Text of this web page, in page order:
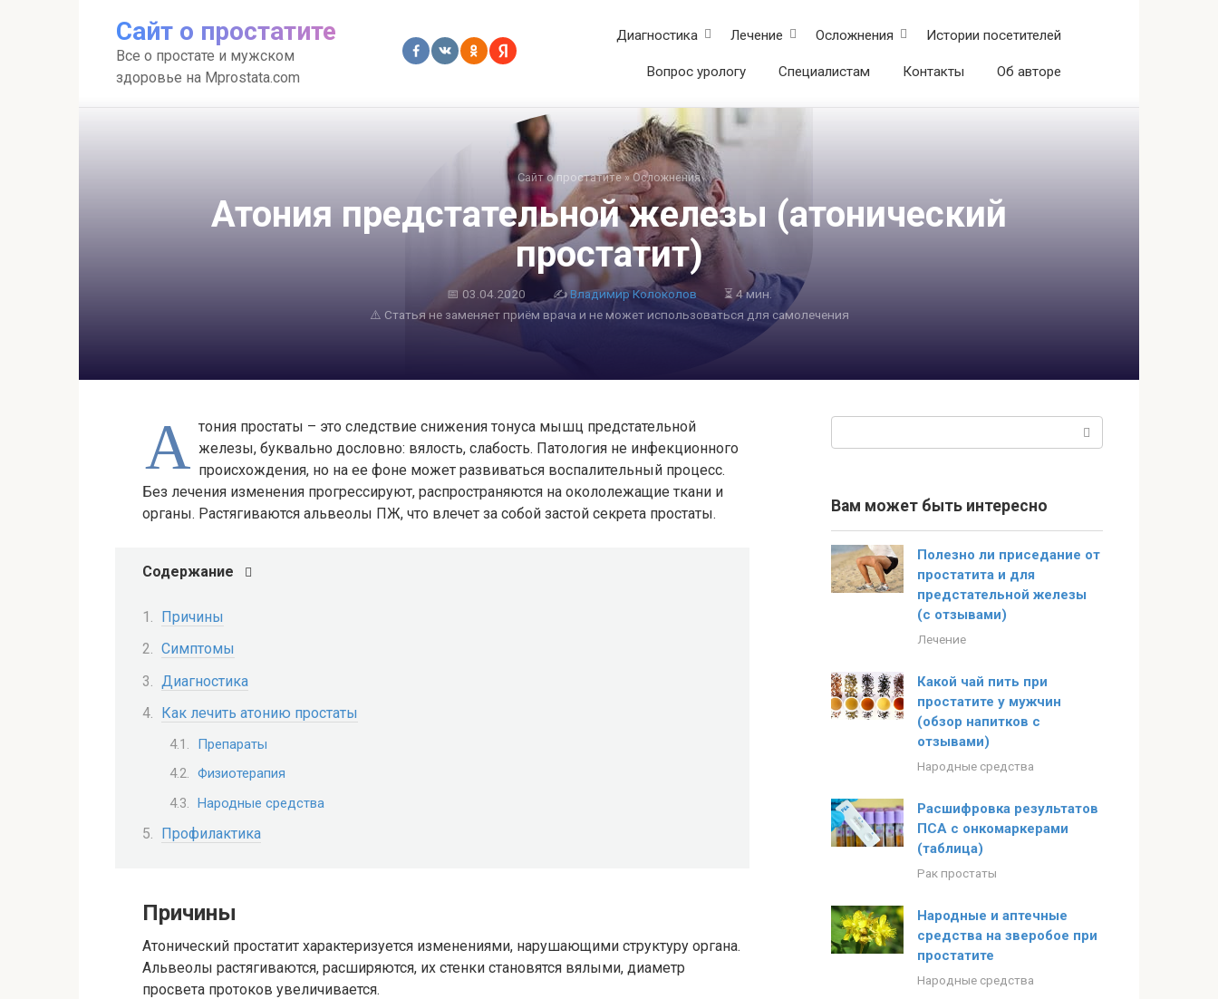
Сайт о простатите
Все о простате и мужском
здоровье на Mprostata.com
Диагностика Лечение Осложнения Истории посетителей
Вопрос урологу Специалистам Контакты Об авторе
Сайт о простатите » Осложнения
Атония предстательной железы (атонический
простатит)
📅 03.04.2020 ✍Владимир Колоколов
⏳ 4 мин.
⚠️ Статья не заменяет приём врача и не может использоваться для самолечения
А тония простаты – это следствие снижения тонуса мышц предстательной
железы, буквально дословно: вялость, слабость. Патология не инфекционного
происхождения, но на ее фоне может развиваться воспалительный процесс.
Без лечения изменения прогрессируют, распространяются на окололежащие ткани и
органы. Растягиваются альвеолы ПЖ, что влечет за собой застой секрета простаты.
Содержание
Причины
Симптомы
Диагностика
Как лечить атонию простаты
Препараты
Физиотерапия
Народные средства
Профилактика
Причины
Атонический простатит характеризуется изменениями, нарушающими структуру органа.
Альвеолы растягиваются, расширяются, их стенки становятся вялыми, диаметр
просвета протоков увеличивается.
Вам может быть интересно
Полезно ли приседание от
простатита и для
предстательной железы
(с отзывами)
Лечение
Какой чай пить при
простатите у мужчин
(обзор напитков с
отзывами)
Народные средства
Расшифровка результатов
ПСА с онкомаркерами
(таблица)
Рак простаты
Народные и аптечные
средства на зверобое при
простатите
Народные средства